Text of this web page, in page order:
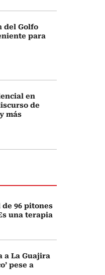
del Golfo
para
en
de
más
96 pitones
una terapia
a La Guajira
pese a